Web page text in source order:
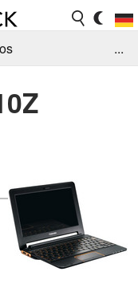
Jobs
...